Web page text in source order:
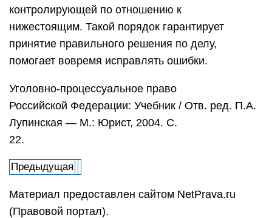
контролирующей по отношению к
нижестоящим. Такой порядок гарантирует
принятие правильного решения по делу,
помогает вовремя исправлять ошибки.
Уголовно-процессуальное право
Российской Федерации: Учебник / Отв. ред. П.А.
Лупинская — М.: Юрист, 2004. С.
22.
Предыдущая
Материал предоставлен сайтом NetPrava.ru
(Правовой портал).